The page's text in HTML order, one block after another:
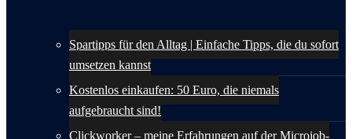
Spartipps für den Alltag | Einfache Tipps, die du sofort
umsetzen kannst
Kostenlos einkaufen: 50 Euro, die niemals
aufgebraucht sind!
Clickworker – meine Erfahrungen auf der Microjob-